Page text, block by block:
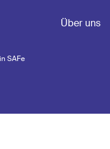
Über uns
SAFe